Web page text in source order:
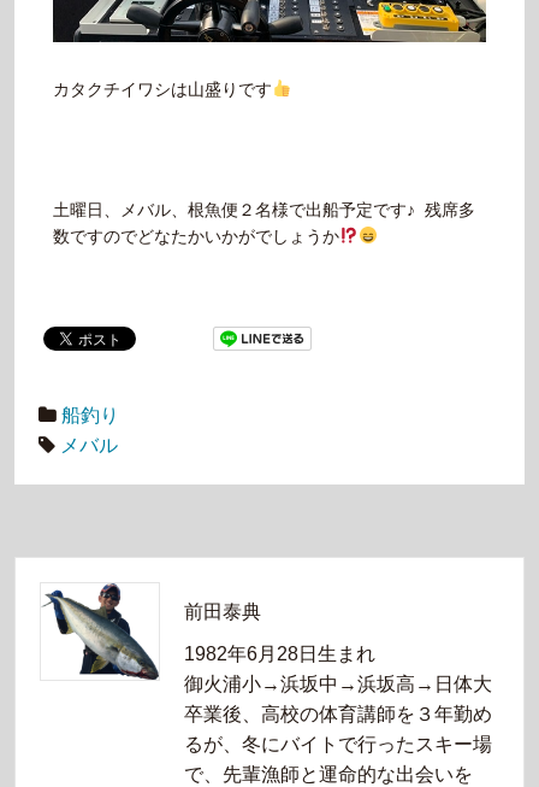
カタクチイワシは山盛りです
土曜日、メバル、根魚便２名様で出船予定です♪ 残席多
数ですのでどなたかいかがでしょうか
船釣り
メバル
前田泰典
1982年6月28日生まれ
御火浦小→浜坂中→浜坂高→日体大
卒業後、高校の体育講師を３年勤め
るが、冬にバイトで行ったスキー場
で、先輩漁師と運命的な出会いを